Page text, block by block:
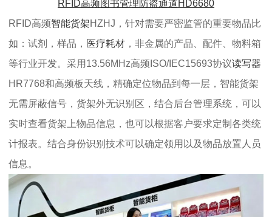
RFID高频图书管理防盗通道HD6680
RFID高频智能货架HZHJ，针对需要严密监管的重要物品比
如：试剂，样品， 医疗耗材 ，非金属的产品、配件、物料箱
等行业开发。采用13.56MHz高频ISO/IEC15693协议读写器
HR7768和高频板天线 ，精确定位物品到每一层，智能货架
无需屏蔽信号，货架外无识别区，结合后台管理系统，可以
实时查看货架上物品信息，也可以根据客户要求定制各类统
计报表。结合身份识别技术可以确定领用以及物品放置人员
信息。